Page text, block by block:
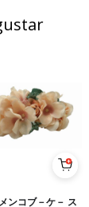
ンコブ－ケ－ ス